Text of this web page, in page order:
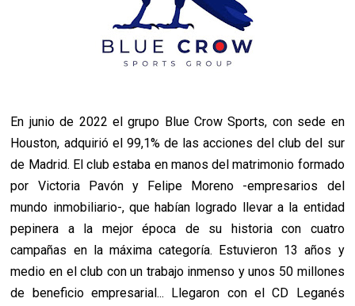
En junio de 2022 el grupo Blue Crow Sports, con sede en
Houston, adquirió el 99,1% de las acciones del club del sur
de Madrid. El club estaba en manos del matrimonio formado
por Victoria Pavón y Felipe Moreno -empresarios del
mundo inmobiliario-, que habían logrado llevar a la entidad
pepinera a la mejor época de su historia con cuatro
campañas en la máxima categoría. Estuvieron 13 años y
medio en el club con un trabajo inmenso y unos 50 millones
de beneficio empresarial... Llegaron con el CD Leganés